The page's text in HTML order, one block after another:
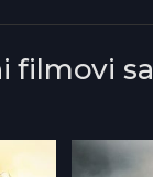
filmovi sa